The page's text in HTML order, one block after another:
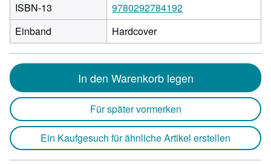
ISBN-13
9780292784192
Einband
Hardcover
In den Warenkorb legen
Für später vormerken
Ein Kaufgesuch für ähnliche Artikel erstellen